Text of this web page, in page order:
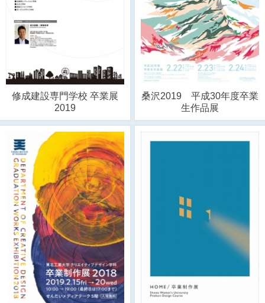
修成建設専門学校 卒業展
2019
桑沢2019 平成30年度卒業
生作品展